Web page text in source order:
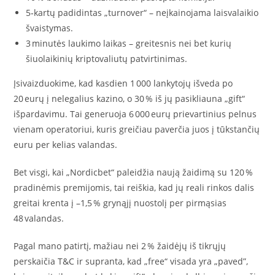
5‑kartų padidintas „turnover“ – neįkainojama laisvalaikio
švaistymas.
3 minutės laukimo laikas – greitesnis nei bet kurių
šiuolaikinių kriptovaliutų patvirtinimas.
Įsivaizduokime, kad kasdien 1 000 lankytojų išveda po
20 eurų į nelegalius kazino, o 30 % iš jų pasikliauna „gift“
išpardavimu. Tai generuoja 6 000 eurų prievartinius pelnus
vienam operatoriui, kuris greičiau paverčia juos į tūkstančių
euru per kelias valandas.
Bet visgi, kai „Nordicbet“ paleidžia naują žaidimą su 120 %
pradinėmis premijomis, tai reiškia, kad jų reali rinkos dalis
greitai krenta į –1,5 % grynąjį nuostolį per pirmąsias
48 valandas.
Pagal mano patirtį, mažiau nei 2 % žaidėjų iš tikrųjų
perskaičia T&C ir supranta, kad „free“ visada yra „paved”,